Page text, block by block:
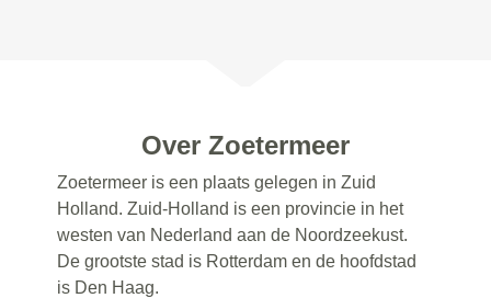
Over Zoetermeer
Zoetermeer is een plaats gelegen in Zuid
Holland. Zuid-Holland is een provincie in het
westen van Nederland aan de Noordzeekust.
De grootste stad is Rotterdam en de hoofdstad
is Den Haag.